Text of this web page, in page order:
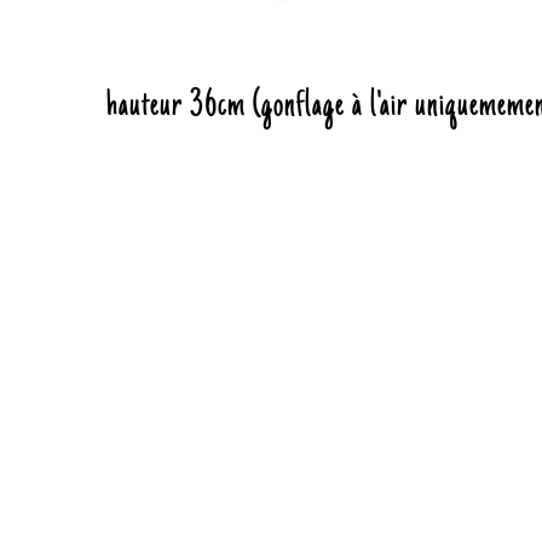
hauteur 36cm (gonflage à l'air